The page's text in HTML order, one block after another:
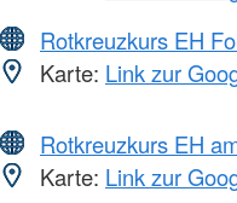
Rotkreuzkurs EH
Karte: Link zur
Rotkreuzkurs EH
Karte: Link zur